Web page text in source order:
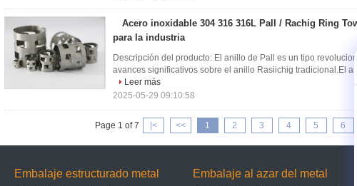
Acero inoxidable 304 316 316L Pall / Rachig Ring
para la industria
Descripción del producto: El anillo de Pall es un tipo
avances significativos sobre el anillo Rasiichig tradicional.El
Leer más
2025-05-29 09:10:58
Page 1 of 7 |< << 1 2 3 4 5 6
Embalaje estructurado metal Embalaje al azar del metal